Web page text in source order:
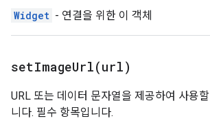
Widget - 연결을 위한 이 객체
setImageUrl(url)
URL 또는 데이터 문자열을 제공하여 사용
니다. 필수 항목입니다.